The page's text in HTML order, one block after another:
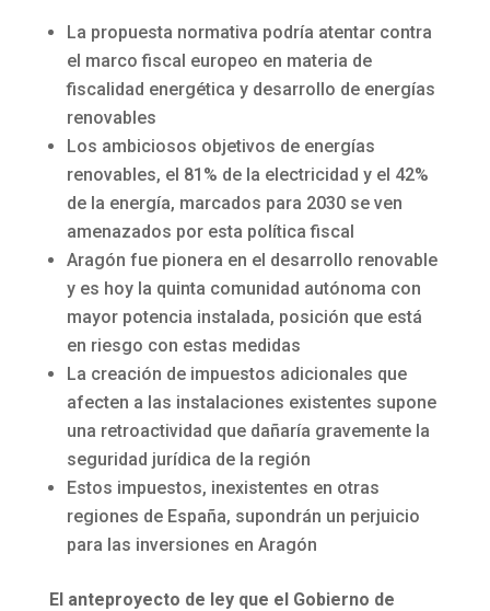
La propuesta normativa podría atentar contra
el marco fiscal europeo en materia de
fiscalidad energética y desarrollo de energías
renovables
Los ambiciosos objetivos de energías
renovables, el 81% de la electricidad y el 42%
de la energía, marcados para 2030 se ven
amenazados por esta política fiscal
Aragón fue pionera en el desarrollo renovable
y es hoy la quinta comunidad autónoma con
mayor potencia instalada, posición que está
en riesgo con estas medidas
La creación de impuestos adicionales que
afecten a las instalaciones existentes supone
una retroactividad que dañaría gravemente la
seguridad jurídica de la región
Estos impuestos, inexistentes en otras
regiones de España, supondrán un perjuicio
para las inversiones en Aragón
El anteproyecto de ley que el Gobierno de